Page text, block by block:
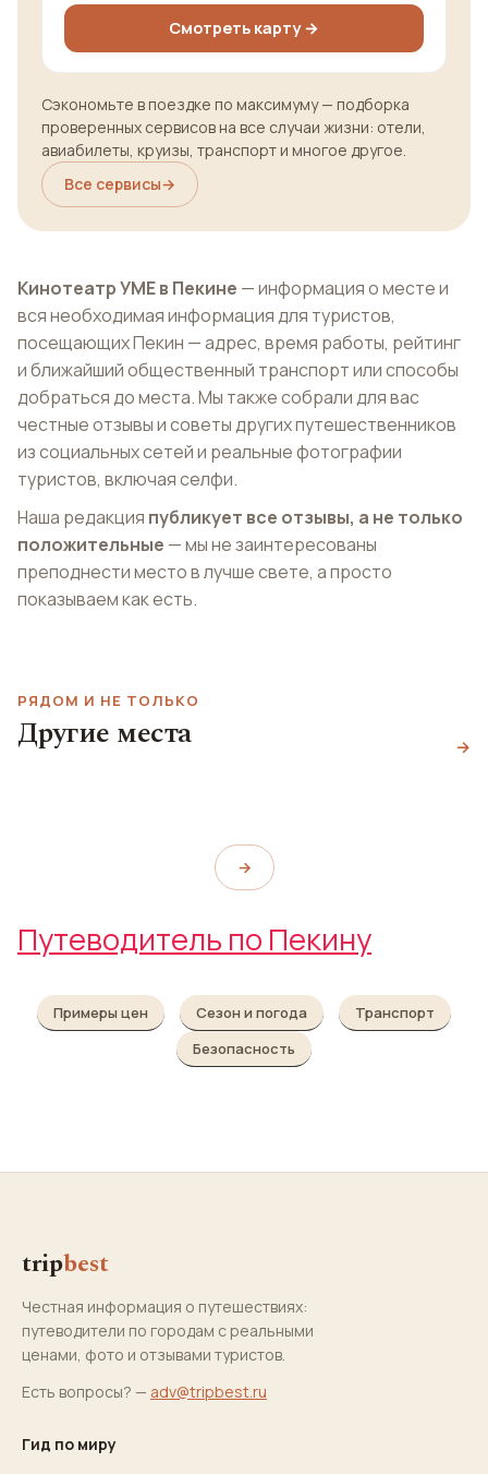
Смотреть карту →
Сэкономьте в поездке по максимуму — подборка
проверенных сервисов на все случаи жизни: отели,
авиабилеты, круизы, транспорт и многое другое.
Все сервисы→
Кинотеатр УМЕ в Пекине — информация о месте и
вся необходимая информация для туристов,
посещающих Пекин — адрес, время работы, рейтинг
и ближайший общественный транспорт или способы
добраться до места. Мы также собрали для вас
честные отзывы и советы других путешественников
из социальных сетей и реальные фотографии
туристов, включая селфи.
Наша редакция публикует все отзывы, а не только
положительные — мы не заинтересованы
преподнести место в лучше свете, а просто
показываем как есть.
РЯДОМ И НЕ ТОЛЬКО
Другие места →
Галерея 1949 -
Запретный город
→
Путеводитель по Пекину
Примеры цен Сезон и погода
Транспорт
Безопасность
tripbest
Честная информация о путешествиях:
путеводители по городам с реальными
ценами, фото и отзывами туристов.
Есть вопросы? — adv@tripbest.ru
Гид по миру